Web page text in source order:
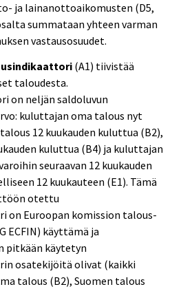
ja lainanottoaikomusten (D5,
summataan yhteen varman
vastausosuudet.
(A1) tiivistää
taloudesta.
on neljän saldoluvun
kuluttajan oma talous nyt
12 kuukauden kuluttua (B2),
kuluttua (B4) ja kuluttajan
seuraavan 12 kuukauden
12 kuukauteen (E1). Tämä
otettu
on Euroopan komission talous-
ECFIN) käyttämä ja
pitkään käytetyn
osatekijöitä olivat (kaikki
talous (B2), Suomen talous